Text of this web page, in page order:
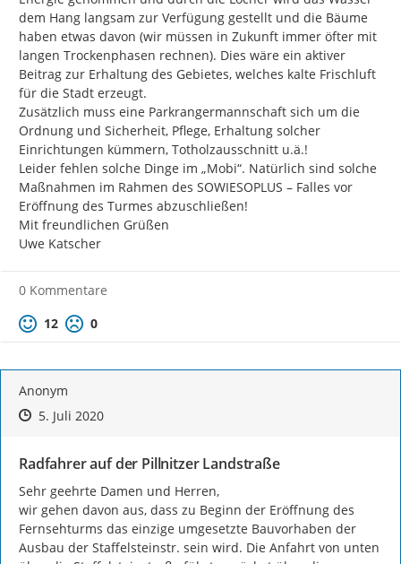
dem Hang langsam zur Verfügung gestellt und die Bäume
haben etwas davon (wir müssen in Zukunft immer öfter mit
langen Trockenphasen rechnen). Dies wäre ein aktiver
Beitrag zur Erhaltung des Gebietes, welches kalte Frischluft
für die Stadt erzeugt.
Zusätzlich muss eine Parkrangermannschaft sich um die
Ordnung und Sicherheit, Pflege, Erhaltung solcher
Einrichtungen kümmern, Totholzausschnitt u.ä.!
Leider fehlen solche Dinge im „Mobi“. Natürlich sind solche
Maßnahmen im Rahmen des SOWIESOPLUS – Falles vor
Eröffnung des Turmes abzuschließen!
Mit freundlichen Grüßen
Uwe Katscher
0 Kommentare
Positive Bewertung
12 Negative Bewertung
0
Anonym
Zeitpunkt des Erstellens
Zeitpunkt des Erstellens
5. Juli 2020Zur Äußerung
Radfahrer auf der Pillnitzer Landstraße
Sehr geehrte Damen und Herren,
wir gehen davon aus, dass zu Beginn der Eröffnung des
Fernsehturms das einzige umgesetzte Bauvorhaben der
Ausbau der Staffelsteinstr. sein wird. Die Anfahrt von unten